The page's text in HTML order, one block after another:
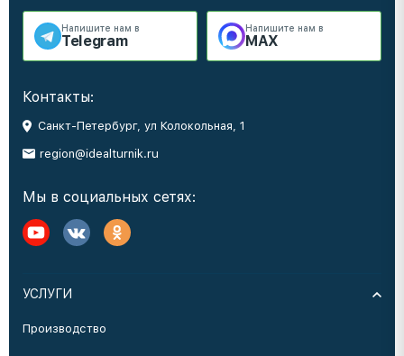
Напишите нам в
Telegram
Напишите нам в
MAX
Контакты:
Санкт-Петербург, ул Колокольная, 1
region@idealturnik.ru
Мы в социальных сетях:
УСЛУГИ
Производство